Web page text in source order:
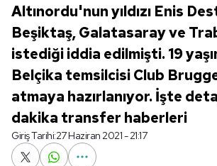
Altınordu'nun yıldızı Enis
Beşiktaş, Galatasaray ve
istediği iddia edilmişti. 19
Belçika temsilcisi Club
atmaya hazırlanıyor. İşte
dakika transfer haberleri
Giriş Tarihi:27 Haziran 2021 - 21:17